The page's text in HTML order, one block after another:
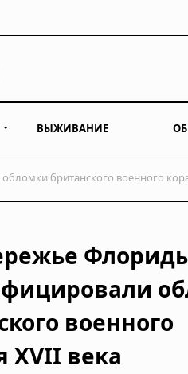
ВЫЖИВАНИЕ
британского военного
военного
XVII века